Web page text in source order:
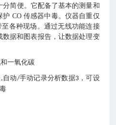
分简便。它配备了基本的测量和
CO 传感器中毒。仪器自重仅
各种现场。通过无线功能连接
数据和图表报告，让数据处理变
一氧化碳
, 自动/手动记录分析数据3，可设